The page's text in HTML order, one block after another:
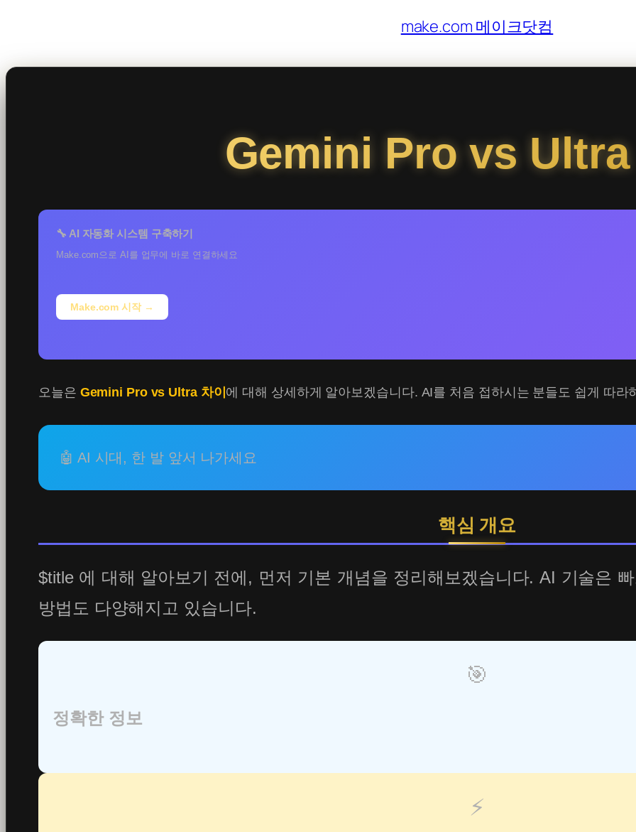
츠
make.com 메이크닷컴
Gemini Pro vs Ultra
🔧 AI 자동화 시스템 구축하기
Make.com으로 AI를 업무에 바로 연결하세요
Make.com 시작 →
오늘은 Gemini Pro vs Ultra 차이 에 대해 상세하게 알아보겠습니다. AI를 처음 접하시는 분들도 쉽게 따라
🤖 AI 시대, 한 발 앞서 나가세요
핵심 개요
$title 에 대해 알아보기 전에, 먼저 기본 개념을 정리해보겠습니다. AI 기술은
방법도 다양해지고 있습니다.
🎯
정확한 정보
⚡